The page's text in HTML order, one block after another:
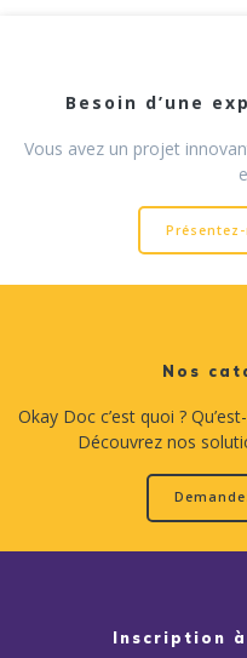
Besoin d’une
Vous avez un projet
Nos
Okay Doc c’est quoi ?
Découvrez nos
Inscription